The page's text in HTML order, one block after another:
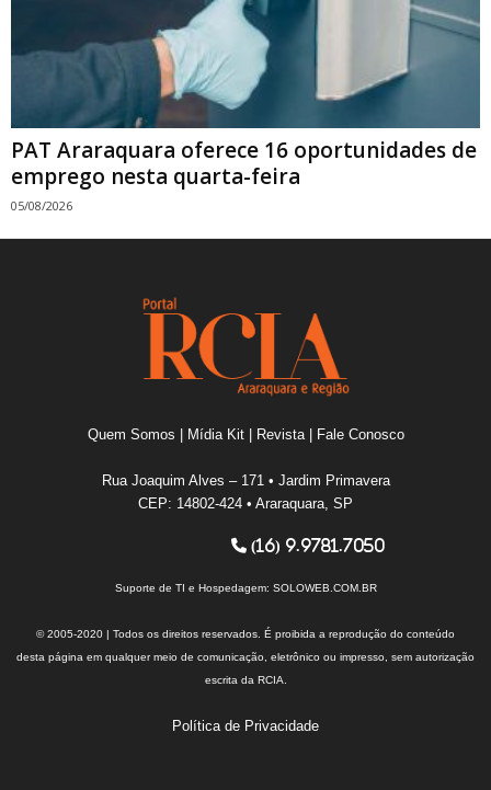
PAT Araraquara oferece 16 oportunidades de
emprego nesta quarta-feira
05/08/2026
Quem Somos Mídia Kit| Revista| Fale Conosco
Rua Joaquim Alves – 171 • Jardim Primavera
CEP: 14802-424 • Araraquara, SP
(16) 9.9781.7050
Suporte de TI e Hospedagem: SOLOWEB.COM.BR
© 2005-2020 | Todos os direitos reservados. É proibida a reprodução do conteúdo
desta página em qualquer meio de comunicação, eletrônico ou impresso, sem autorização
escrita da RCIA.
Política de Privacidade